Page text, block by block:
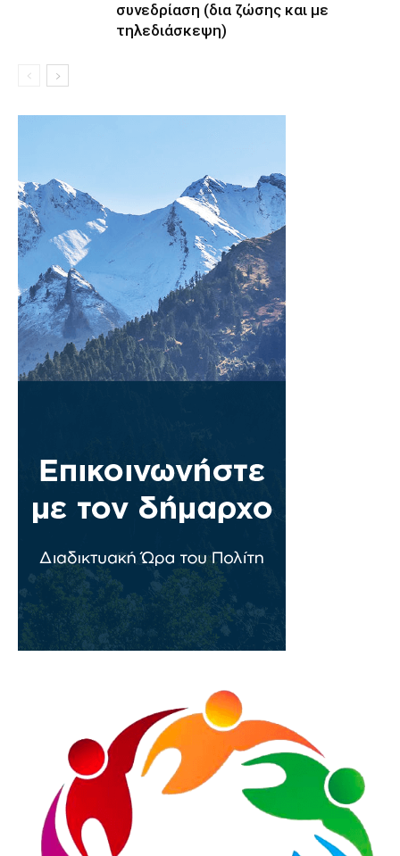
συνεδρίαση (δια ζώσης και με
τηλεδιάσκεψη)